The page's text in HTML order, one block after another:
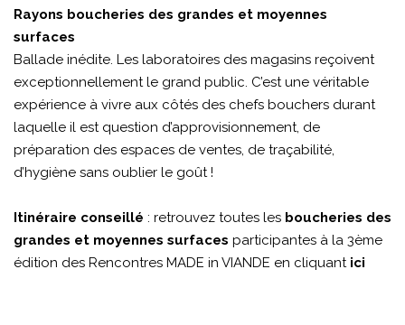
Rayons boucheries des grandes et moyennes
surfaces
Ballade inédite. Les laboratoires des magasins reçoivent
exceptionnellement le grand public. C’est une véritable
expérience à vivre aux côtés des chefs bouchers durant
laquelle il est question d’approvisionnement, de
préparation des espaces de ventes, de traçabilité,
d’hygiène sans oublier le goût !
Itinéraire conseillé : retrouvez toutes les boucheries des
grandes et moyennes surfaces participantes à la 3ème
édition des Rencontres MADE in VIANDE en cliquant ici